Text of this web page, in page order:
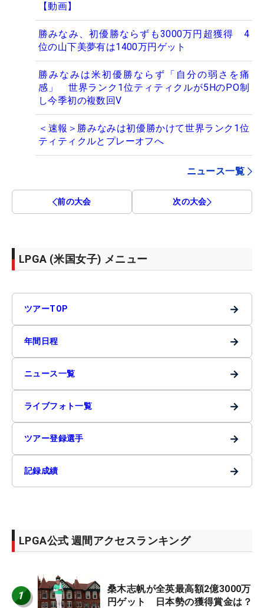
【動画】
勝みなみ、初優勝ならずも3000万円超獲得 4
位の山下美夢有は1400万円ゲット
勝みなみは米初優勝ならず「自分の弱さを痛
感」 世界ランク1位ティティクルが5HのPO制
し今季初の複数回V
＜速報＞勝みなみは初優勝かけて世界ランク1位
ティティクルとプレーオフへ
ニュース一覧
前の大会 次の大会
LPGA (米国女子) メニュー
ツアーTOP →
年間日程 →
ニュース一覧 →
ライブフォト一覧 →
ツアー登録選手 →
記録成績 →
LPGA公式 週間アクセスランキング
1
桑木志帆が全英最高額2億3000万
円ゲット 日本勢の獲得賞金は？